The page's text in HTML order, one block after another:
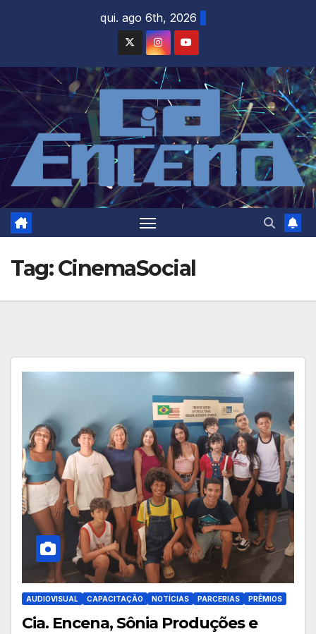
qui. ago 6th, 2026
Tag:CinemaSocial
AUDIOVISUAL CAPACITAÇÃO NOTÍCIAS PARCERIAS PRÊMIOS
Cia. Encena, Sônia Produções e